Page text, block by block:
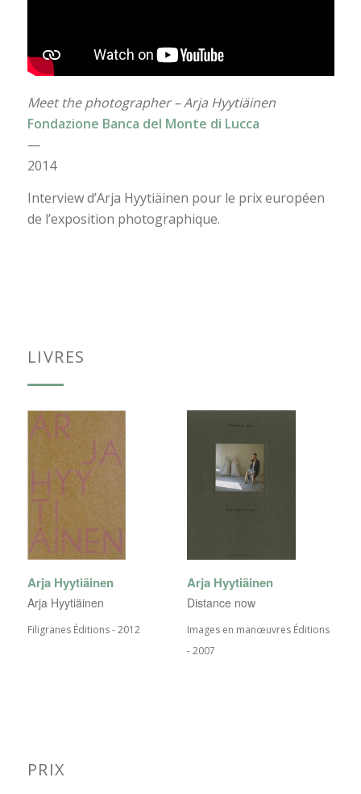
Meet the photographer – Arja Hyytiäinen
Fondazione Banca del Monte di Lucca
—
2014
Interview d’Arja Hyytiäinen pour le prix européen
de l’exposition photographique.
LIVRES
Arja Hyytiäinen
Arja Hyytiäinen
Filigranes Éditions - 2012
Arja Hyytiäinen
Distance now
Images en manœuvres Éditions
- 2007
PRIX